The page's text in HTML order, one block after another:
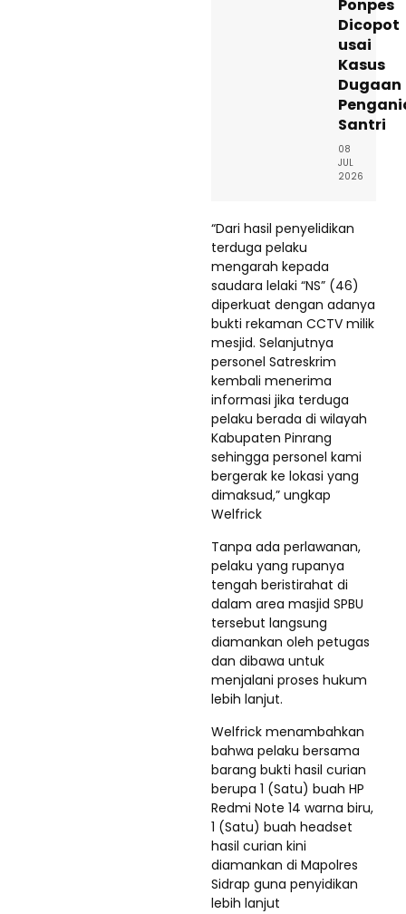
Ponpes
Dicopot
usai
Kasus
Dugaan
Santri
08
JUL
2026
“Dari hasil penyelidikan
terduga pelaku
mengarah kepada
saudara lelaki “NS” (46)
diperkuat dengan adanya
bukti rekaman CCTV milik
mesjid. Selanjutnya
personel Satreskrim
kembali menerima
informasi jika terduga
pelaku berada di wilayah
Kabupaten Pinrang
sehingga personel kami
bergerak ke lokasi yang
dimaksud,” ungkap
Welfrick
Tanpa ada perlawanan,
pelaku yang rupanya
tengah beristirahat di
dalam area masjid SPBU
tersebut langsung
diamankan oleh petugas
dan dibawa untuk
menjalani proses hukum
lebih lanjut.
Welfrick menambahkan
bahwa pelaku bersama
barang bukti hasil curian
berupa 1 (Satu) buah HP
Redmi Note 14 warna biru,
1 (Satu) buah headset
hasil curian kini
diamankan di Mapolres
Sidrap guna penyidikan
lebih lanjut